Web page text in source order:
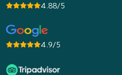
4.88/5
4.9/5